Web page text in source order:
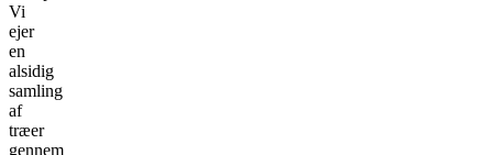
Vi
ejer
en
alsidig
samling
af
træer
gennem